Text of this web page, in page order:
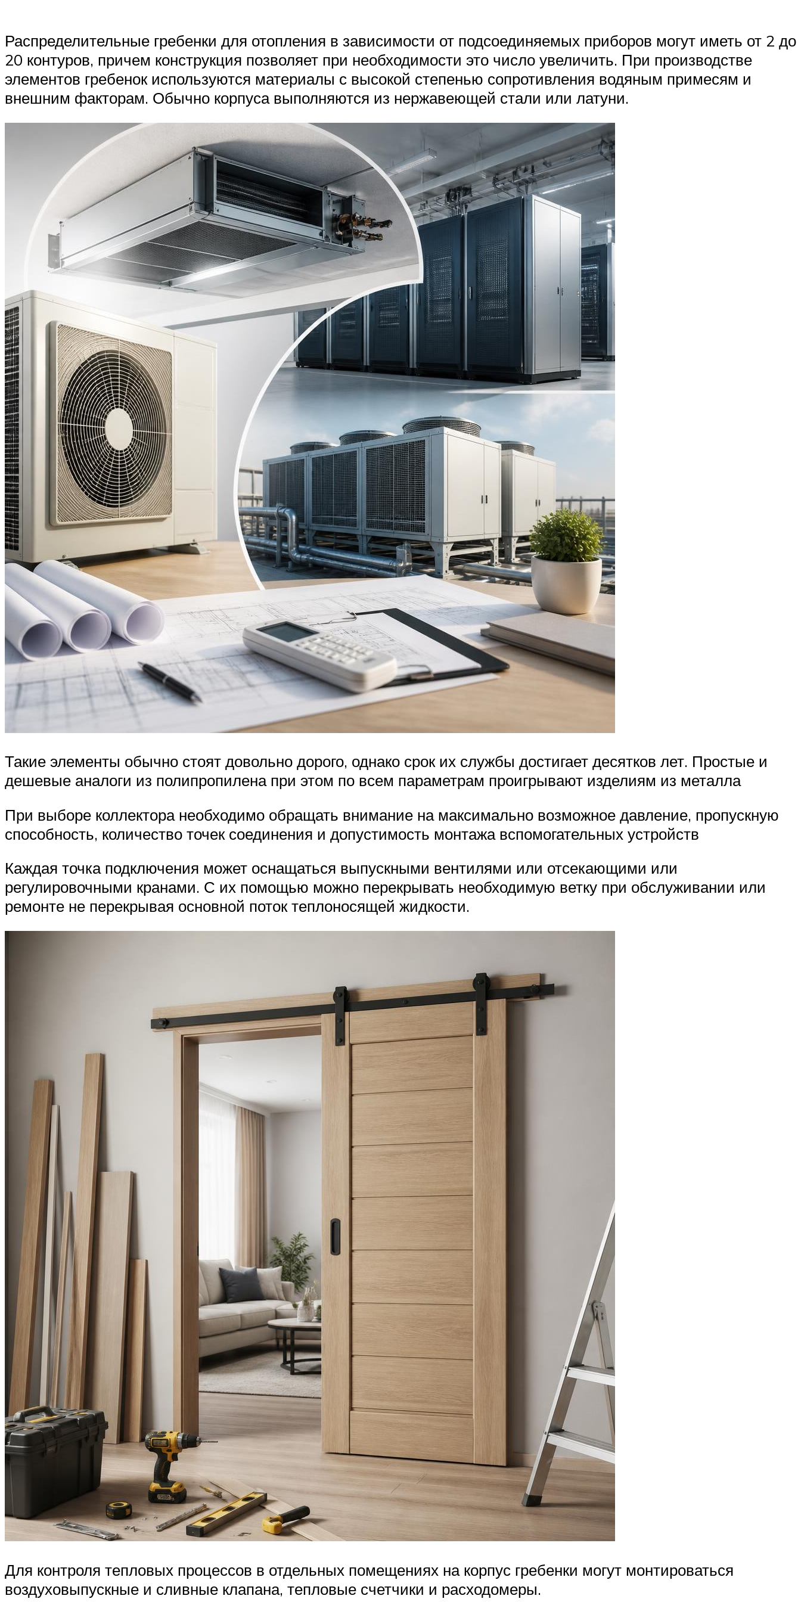
Распределительные гребенки для отопления в зависимости от подсоединяемых приборов могут иметь от 2 до
20 контуров, причем конструкция позволяет при необходимости это число увеличить. При производстве
элементов гребенок используются материалы с высокой степенью сопротивления водяным примесям и
внешним факторам. Обычно корпуса выполняются из нержавеющей стали или латуни.
Такие элементы обычно стоят довольно дорого, однако срок их службы достигает десятков лет. Простые и
дешевые аналоги из полипропилена при этом по всем параметрам проигрывают изделиям из металла
При выборе коллектора необходимо обращать внимание на максимально возможное давление, пропускную
способность, количество точек соединения и допустимость монтажа вспомогательных устройств
Каждая точка подключения может оснащаться выпускными вентилями или отсекающими или
регулировочными кранами. С их помощью можно перекрывать необходимую ветку при обслуживании или
ремонте не перекрывая основной поток теплоносящей жидкости.
Для контроля тепловых процессов в отдельных помещениях на корпус гребенки могут монтироваться
воздуховыпускные и сливные клапана, тепловые счетчики и расходомеры.